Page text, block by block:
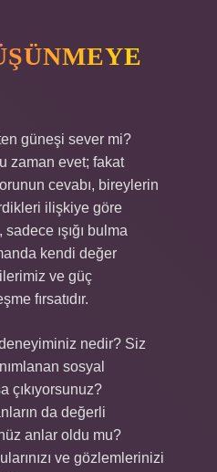
güneşi sever mi?
zaman evet; fakat
cevabı, bireylerin
ilişkiye göre
ışığı bulma
kendi değer
ve güç
fırsatıdır.
nedir? Siz
sosyal
çıkıyorsunuz?
da değerli
anlar oldu mu?
ve gözlemlerinizi